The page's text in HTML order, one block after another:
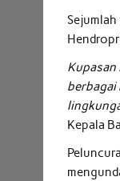
Kupasan
berbagai
Kepala